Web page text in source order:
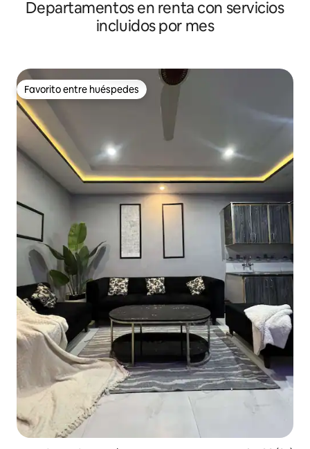
Departamentos en renta con servicios
incluidos por mes
Favorito entre huéspedes
Favorito entre huéspedes